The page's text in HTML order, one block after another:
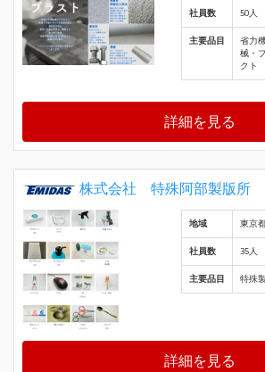
社員数 50人
主要品目
省力
械・
クト
詳細を見る
株式会社 特殊阿部製版所
地域 東京
社員数 35人
主要品目 特殊
詳細を見る